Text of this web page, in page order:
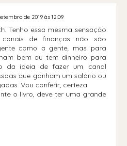
de 2019 às 12:09
Tenho essa mesma sensação
de finanças não são
como a gente, mas para
bem ou tem dinheiro para
da ideia de fazer um canal
que ganham um salário ou
Vou conferir, certeza.
o livro, deve ter uma grande